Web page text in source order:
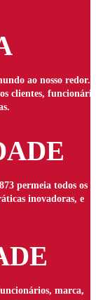
ao nosso redor.
clientes,
permeia todos os
inovadoras, e
marca,